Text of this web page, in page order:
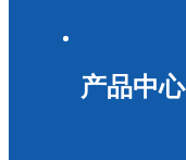
产品中心